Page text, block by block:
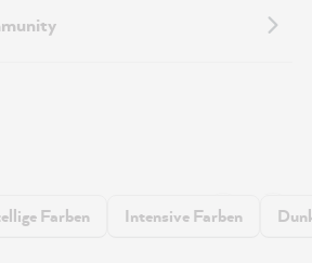
Farben Intensive Farben